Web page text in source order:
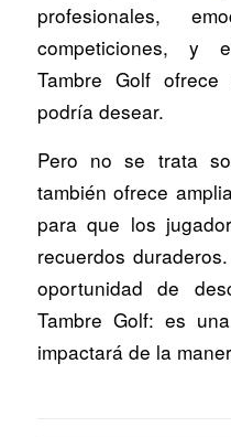
profesionales,
competiciones, y
Tambre Golf
podría desear.
Pero no se trata
también ofrece
para que los
recuerdos
oportunidad de
Tambre Golf: es
impactará de la